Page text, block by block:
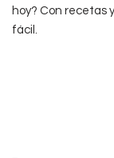
hoy? Con recetas
fácil.